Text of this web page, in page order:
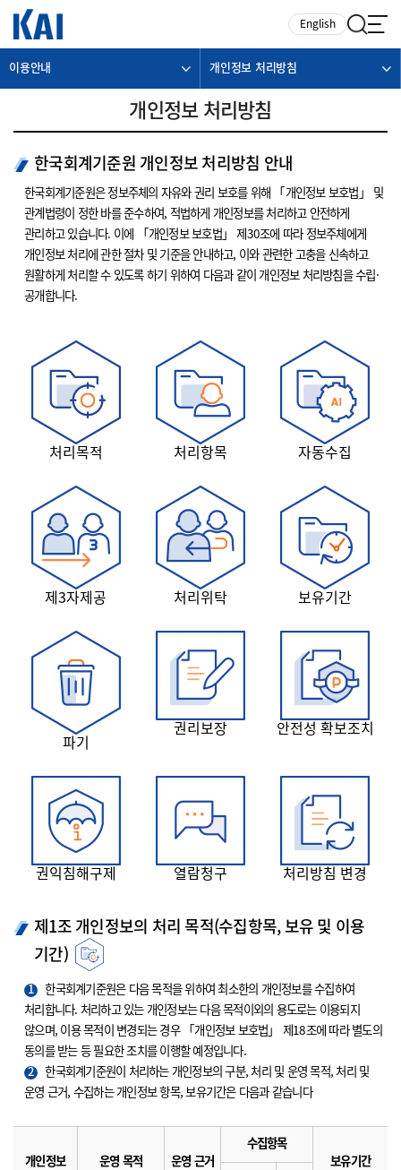
English
이용안내 개인정보 처리방침
개인정보 처리방침
한국회계기준원 개인정보 처리방침 안내
한국회계기준원은 정보주체의 자유와 권리 보호를 위해 「개인정보 보호법」 및
관계법령이 정한 바를 준수하여, 적법하게 개인정보를 처리하고 안전하게
관리하고 있습니다. 이에 「개인정보 보호법」 제30조에 따라 정보주체에게
개인정보 처리에 관한 절차 및 기준을 안내하고, 이와 관련한 고충을 신속하고
원활하게 처리할 수 있도록 하기 위하여 다음과 같이 개인정보 처리방침을 수립·
공개합니다.
처리목적 처리항목 자동수집
제3자제공 처리위탁 보유기간
파기
권리보장 안전성 확보조치
권익침해구제 열람청구 처리방침 변경
제1조 개인정보의 처리 목적(수집항목, 보유 및 이용
기간)
1
한국회계기준원은 다음 목적을 위하여 최소한의 개인정보를 수집하여
처리합니다. 처리하고 있는 개인정보는 다음 목적이외의 용도로는 이용되지
않으며, 이용 목적이 변경되는 경우 「개인정보 보호법」 제18조에 따라 별도의
동의를 받는 등 필요한 조치를 이행할 예정입니다.
2
한국회계기준원이 처리하는 개인정보의 구분, 처리 및 운영 목적, 처리 및
운영 근거, 수집하는 개인정보 항목, 보유기간은 다음과 같습니다
개인정보 운영 목적 운영 근거
수집항목
보유기간